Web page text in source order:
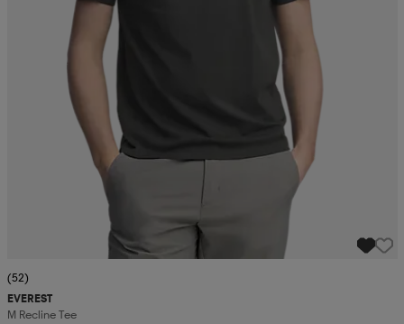
(52)
EVEREST
M Recline Tee